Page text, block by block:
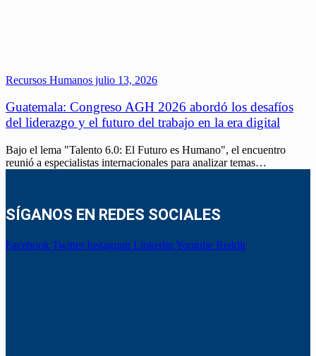
Recursos Humanos julio 13, 2026
Guatemala: Congreso AGH 2026 abordó los desafíos
del liderazgo y el futuro del trabajo en la era digital
Bajo el lema "Talento 6.0: El Futuro es Humano", el encuentro
reunió a especialistas internacionales para analizar temas…
SÍGANOS EN REDES SOCIALES
Facebook Twitter Instagram Linkedin Youtube Reddit